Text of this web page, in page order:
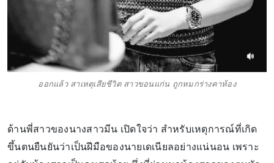
ออกแล้ว สาเหตุเสียชีวิต สาวขอนแก่น ถูกหมกร่างคาห้อง
ด้านพี่สาวของนางสาวมีน เปิดใจว่า สำหรับเหตุการณ์ที่เกิด
ขึ้นตนยืนยันว่าเป็นฝีมือของนายเดเนียลอย่างแน่นอน เพราะ